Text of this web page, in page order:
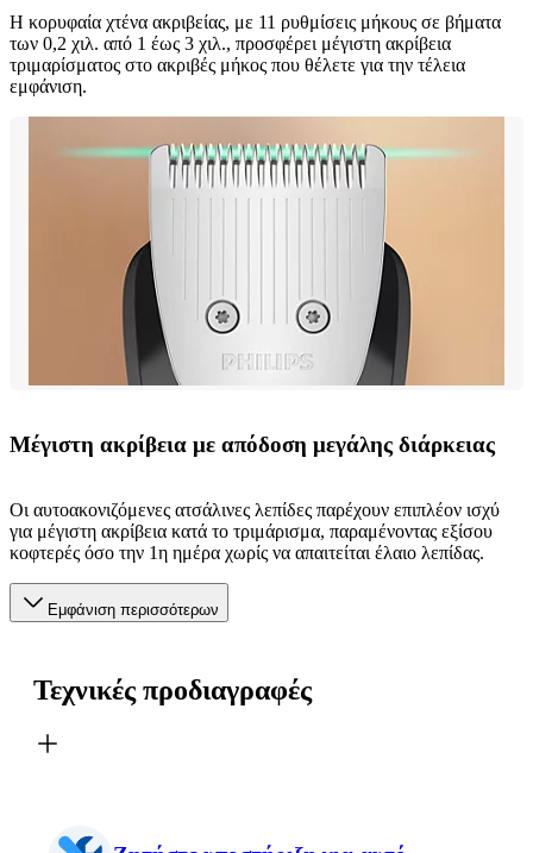
Η κορυφαία χτένα ακριβείας, με 11 ρυθμίσεις μήκους σε βήματα
των 0,2 χιλ. από 1 έως 3 χιλ., προσφέρει μέγιστη ακρίβεια
τριμαρίσματος στο ακριβές μήκος που θέλετε για την τέλεια
εμφάνιση.
Μέγιστη ακρίβεια με απόδοση μεγάλης διάρκειας
Οι αυτοακονιζόμενες ατσάλινες λεπίδες παρέχουν επιπλέον ισχύ
για μέγιστη ακρίβεια κατά το τριμάρισμα, παραμένοντας εξίσου
κοφτερές όσο την 1η ημέρα χωρίς να απαιτείται έλαιο λεπίδας.
Εμφάνιση περισσότερων
Τεχνικές προδιαγραφές